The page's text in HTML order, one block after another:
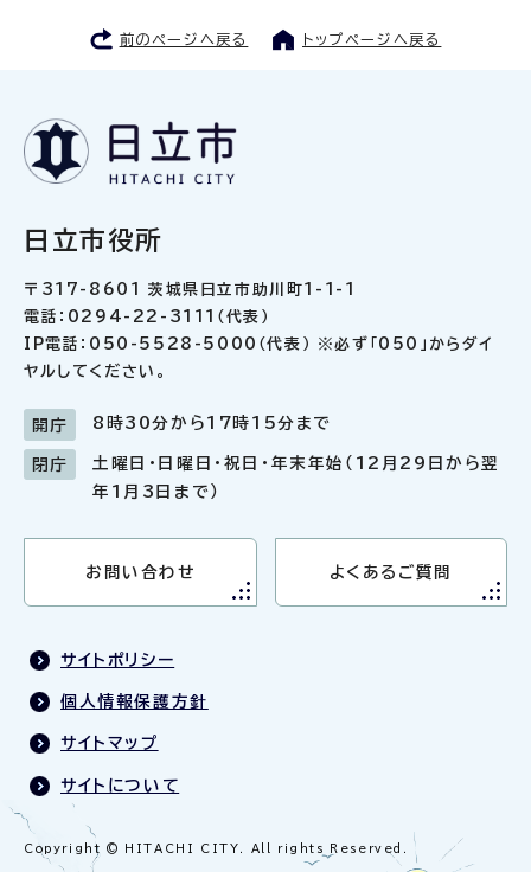
前のページへ戻る トップページへ戻る
日立市役所
〒317-8601 茨城県日立市助川町1-1-1
電話：0294-22-3111（代表）
IP電話：050-5528-5000（代表） ※必ず「050」からダイ
ヤルしてください。
開庁 8時30分から17時15分まで
閉庁
土曜日・日曜日・祝日・年末年始（12月29日から翌
年1月3日まで）
お問い合わせ よくあるご質問
サイトポリシー
個人情報保護方針
サイトマップ
サイトについて
Copyright © HITACHI CITY. All rights Reserved.